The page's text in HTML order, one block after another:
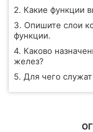
2. Какие функции
3. Опишите слои
функции.
4. Каково
желез?
5. Для чего